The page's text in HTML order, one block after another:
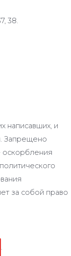
38.
написавших, и
Запрещено
оскорбления
за собой право
.